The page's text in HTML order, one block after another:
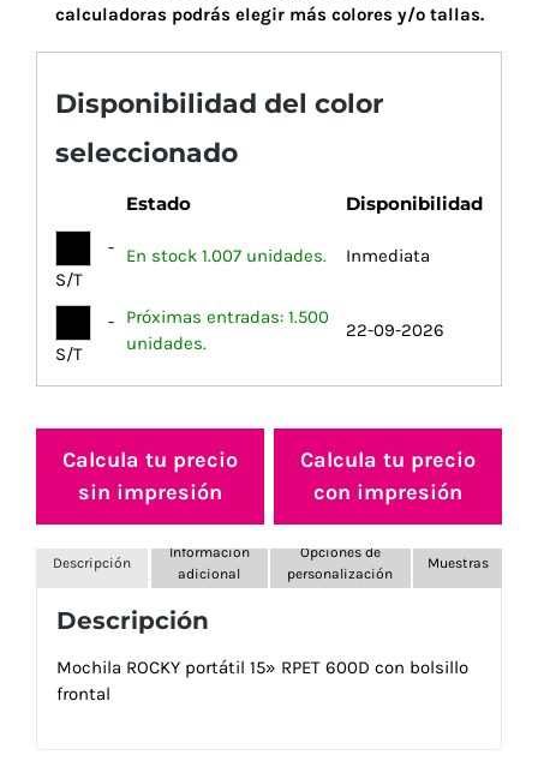
calculadoras podrás elegir más colores y/o tallas.
Disponibilidad del color
seleccionado
Estado Disponibilidad
-
S/T
En stock 1.007 unidades. Inmediata
-
S/T
Próximas entradas: 1.500
unidades.
22-09-2026
Calcula tu precio
sin impresión
Calcula tu precio
con impresión
Descripción
Información
adicional
Opciones de
personalización
Muestras
Descripción
Mochila ROCKY portátil 15» RPET 600D con bolsillo
frontal